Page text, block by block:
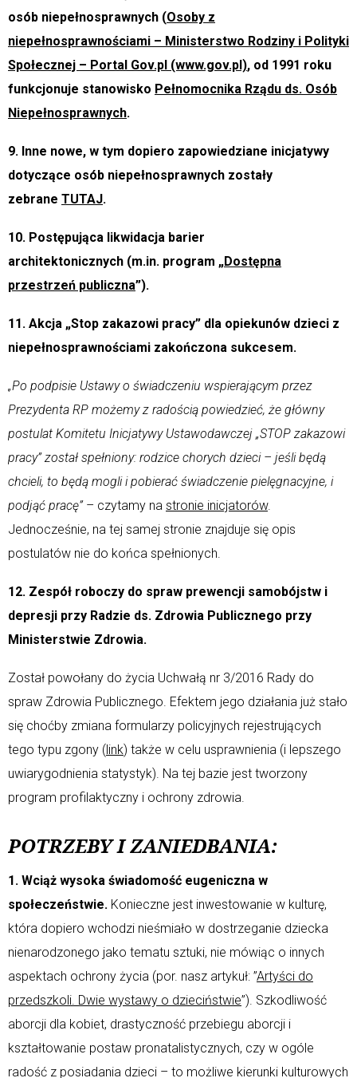
osób niepełnosprawnych (Osoby z
niepełnosprawnościami – Ministerstwo Rodziny i Polityki
Społecznej – Portal Gov.pl (www.gov.pl), od 1991 roku
funkcjonuje stanowisko Pełnomocnika Rządu ds. Osób
Niepełnosprawnych.
9. Inne nowe, w tym dopiero zapowiedziane inicjatywy
dotyczące osób niepełnosprawnych zostały
zebrane TUTAJ.
10. Postępująca likwidacja barier
architektonicznych (m.in. program „Dostępna
przestrzeń publiczna”).
11. Akcja „Stop zakazowi pracy” dla opiekunów dzieci z
niepełnosprawnościami zakończona sukcesem.
„Po podpisie Ustawy o świadczeniu wspierającym przez
Prezydenta RP możemy z radością powiedzieć, że główny
postulat Komitetu Inicjatywy Ustawodawczej „STOP zakazowi
pracy” został spełniony: rodzice chorych dzieci – jeśli będą
chcieli, to będą mogli i pobierać świadczenie pielęgnacyjne, i
podjąć pracę”– czytamy na stronie inicjatorów.
Jednocześnie, na tej samej stronie znajduje się opis
postulatów nie do końca spełnionych.
12. Zespół roboczy do spraw prewencji samobójstw i
depresji przy Radzie ds. Zdrowia Publicznego przy
Ministerstwie Zdrowia.
Został powołany do życia Uchwałą nr 3/2016 Rady do
spraw Zdrowia Publicznego. Efektem jego działania już stało
się choćby zmiana formularzy policyjnych rejestrujących
tego typu zgony ( link) także w celu usprawnienia (i lepszego
uwiarygodnienia statystyk). Na tej bazie jest tworzony
program profilaktyczny i ochrony zdrowia.
POTRZEBY I ZANIEDBANIA:
1. Wciąż wysoka świadomość eugeniczna w
społeczeństwie. Konieczne jest inwestowanie w kulturę,
która dopiero wchodzi nieśmiało w dostrzeganie dziecka
nienarodzonego jako tematu sztuki, nie mówiąc o innych
aspektach ochrony życia (por. nasz artykuł: ”Artyści do
przedszkoli. Dwie wystawy o dzieciństwie”). Szkodliwość
aborcji dla kobiet, drastyczność przebiegu aborcji i
kształtowanie postaw pronatalistycznych, czy w ogóle
radość z posiadania dzieci – to możliwe kierunki kulturowych